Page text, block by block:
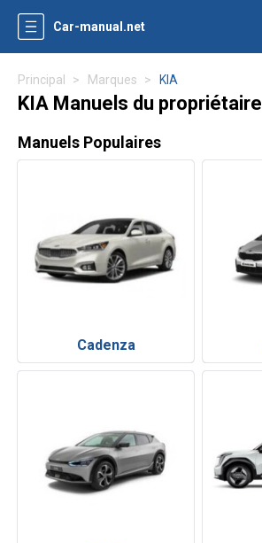
Car-manual.net
Principal Marques KIA
KIA Manuels du propriétaire
Manuels Populaires
Cadenza